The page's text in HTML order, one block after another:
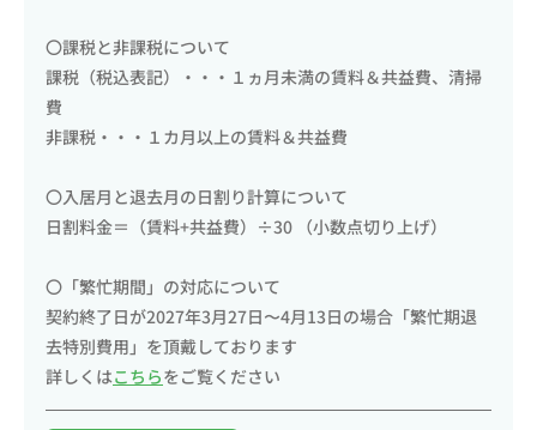
〇課税と非課税について
課税（税込表記）・・・１ヵ月未満の賃料＆共益費、清掃
費
非課税・・・１カ月以上の賃料＆共益費
〇入居月と退去月の日割り計算について
日割料金＝（賃料+共益費）÷30 （小数点切り上げ）
〇「繁忙期間」の対応について
契約終了日が2027年3月27日〜4月13日の場合「繁忙期退
去特別費用」を頂戴しております
詳しくはこちらをご覧ください